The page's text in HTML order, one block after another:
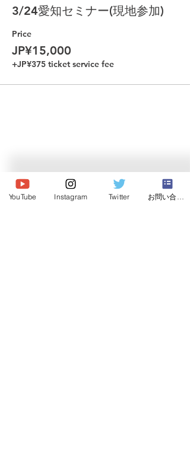
3/24愛知セミナー(現地参加)
Price
JP¥15,000
+JP¥375 ticket service fee
Association.Allright reserved.
YouTube Instagram Twitter